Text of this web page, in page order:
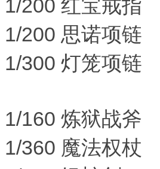
1/200 红宝戒指
1/200 思诺项链
1/300 灯笼项链
1/160 炼狱战斧
1/360 魔法权杖